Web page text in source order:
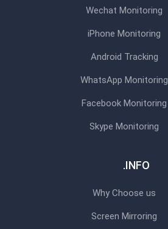
Wechat Monitoring
iPhone Monitoring
Android Tracking
WhatsApp Monitoring
Facebook Monitoring
Skype Monitoring
INFO.
Why Choose us
Screen Mirroring